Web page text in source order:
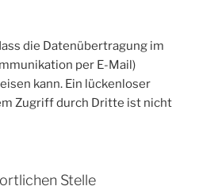
die Datenübertragung im
per E-Mail)
kann. Ein lückenloser
Zugriff durch Dritte ist nicht
Stelle